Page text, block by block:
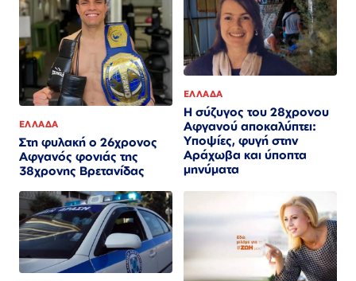
ΕΛΛΑΔΑ
Στη φυλακή ο 26χρονος
Αφγανός φονιάς της
38χρονης Βρετανίδας
ΕΛΛΑΔΑ
Η σύζυγος του 28χρονου
Αφγανού αποκαλύπτει:
Υποψίες, φυγή στην
Αράχωβα και ύποπτα
μηνύματα